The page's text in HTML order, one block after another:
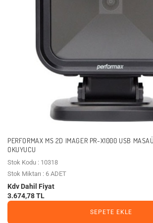
PERFORMAX MS 2D IMAGER PR-X1000 USB
OKUYUCU
Stok Kodu : 10318
Stok Miktarı : 6 ADET
Kdv Dahil Fiyat
3.674,78 TL
SEPETE EKLE